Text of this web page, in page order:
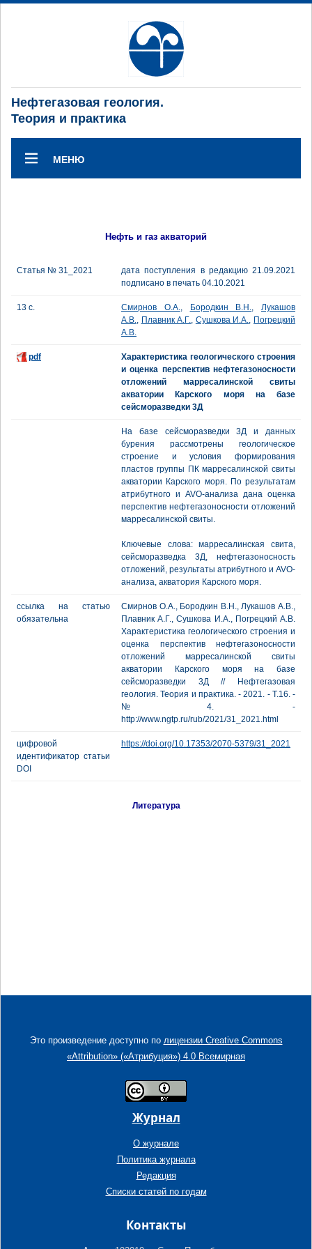
Нефтегазовая геология.
Теория и практика
МЕНЮ
Нефть и газ акваторий
Статья № 31_2021
дата поступления в редакцию 21.09.2021
подписано в печать 04.10.2021
13 с. Смирнов О.А., Бородкин В.Н., Лукашов
А.В., Плавник А.Г., Сушкова И.А., Погрецкий
А.В.
pdf
Характеристика геологического строения
и оценка перспектив нефтегазоносности
отложений марресалинской свиты
акватории Карского моря на базе
сейсморазведки 3Д
На базе сейсморазведки 3Д и данных
бурения рассмотрены геологическое
строение и условия формирования
пластов группы ПК марресалинской свиты
акватории Карского моря. По результатам
атрибутного и AVO-анализа дана оценка
перспектив нефтегазоносности отложений
марресалинской свиты.
Ключевые слова: марресалинская свита,
сейсморазведка 3Д, нефтегазоносность
отложений, результаты атрибутного и AVO-
анализа, акватория Карского моря.
ссылка на статью
обязательна
Смирнов О.А., Бородкин В.Н., Лукашов А.В.,
Плавник А.Г., Сушкова И.А., Погрецкий А.В.
Характеристика геологического строения и
оценка перспектив нефтегазоносности
отложений марресалинской свиты
акватории Карского моря на базе
сейсморазведки 3Д // Нефтегазовая
геология. Теория и практика. - 2021. - Т.16. -
№4. -
http://www.ngtp.ru/rub/2021/31_2021.html
цифровой
идентификатор статьи
DOI
https://doi.org/10.17353/2070-5379/31_2021
Литература
Это произведение доступно по лицензии Creative Commons
«Attribution» («Атрибуция») 4.0 Всемирная
Журнал
О журнале
Политика журнала
Редакция
Списки статей по годам
Контакты